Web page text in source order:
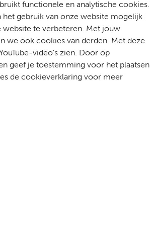
functionele en analytische cookies.
het gebruik van onze website mogelijk
website te verbeteren. Met jouw
we ook cookies van derden. Met deze
video's zien. Door op
geef je toestemming voor het plaatsen
de cookieverklaring voor meer